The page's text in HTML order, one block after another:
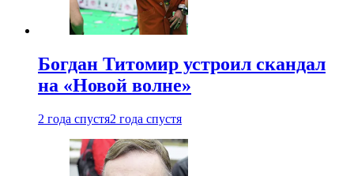
Богдан Титомир устроил скандал
на «Новой волне»
2 года спустя2 года спустя